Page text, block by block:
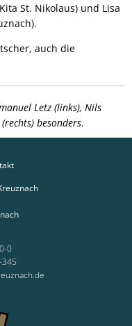
St. Nikolaus) und Lisa
auch die
Letz (links), Nils
besonders.
0